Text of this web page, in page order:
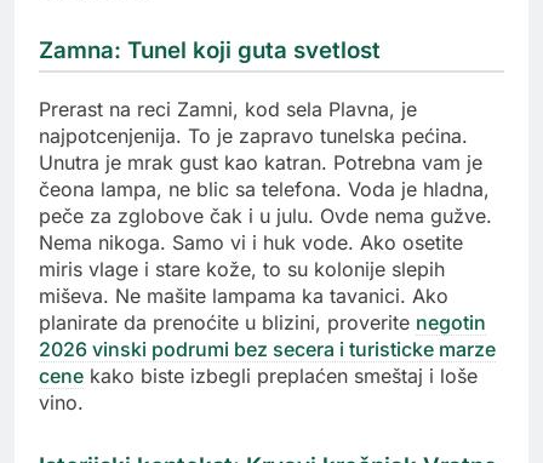
Zamna: Tunel koji guta svetlost
Prerast na reci Zamni, kod sela Plavna, je
najpotcenjenija. To je zapravo tunelska pećina.
Unutra je mrak gust kao katran. Potrebna vam je
čeona lampa, ne blic sa telefona. Voda je hladna,
peče za zglobove čak i u julu. Ovde nema gužve.
Nema nikoga. Samo vi i huk vode. Ako osetite
miris vlage i stare kože, to su kolonije slepih
miševa. Ne mašite lampama ka tavanici. Ako
planirate da prenoćite u blizini, proverite negotin
2026 vinski podrumi bez secera i turisticke marze
cene kako biste izbegli preplaćen smeštaj i loše
vino.